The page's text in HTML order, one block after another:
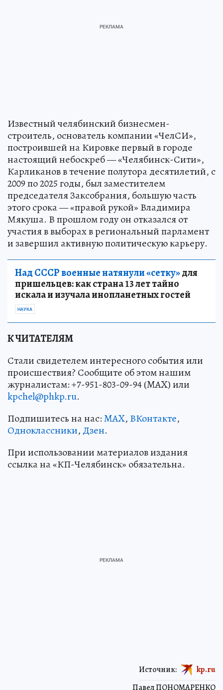
Известный челябинский бизнесмен-
строитель, основатель компании «ЧелСИ»,
построившей на Кировке первый в городе
настоящий небоскреб — «Челябинск-Сити»,
Карликанов в течение полутора десятилетий, с
2009 по 2025 годы, был заместителем
председателя Заксобрания, большую часть
этого срока — «правой рукой» Владимира
Мякуша. В прошлом году он отказался от
участия в выборах в региональный парламент
и завершил активную политическую карьеру.
Над СССР военные натянули «сетку»для
пришельцев: как страна 13 лет тайно
искала и изучала инопланетных гостей
НАУКА
К ЧИТАТЕЛЯМ
Стали свидетелем интересного события или
происшествия? Сообщите об этом нашим
журналистам: +7-951-803-09-94 (MAX) или
kpchel@phkp.ru.
Подпишитесь на нас:MAX, ВКонтакте,
Одноклассники, Дзен.
При использовании материалов издания
ссылка на «КП-Челябинск» обязательна.
Павел ПОНОМАРЕНКО
Источник: kp.ru